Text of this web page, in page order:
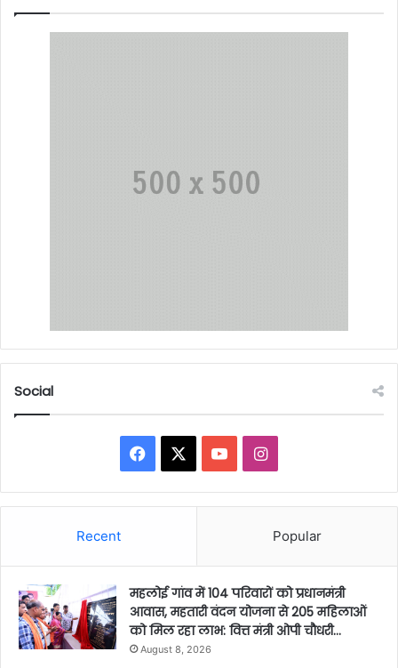
Social
Facebook YouTubeInstagram
Recent Popular
महलोई गांव में 104 परिवारों को प्रधानमंत्री
आवास, महतारी वंदन योजना से 205 महिलाओं
को मिल रहा लाभ: वित्त मंत्री ओपी चौधरी…
August 8, 2026